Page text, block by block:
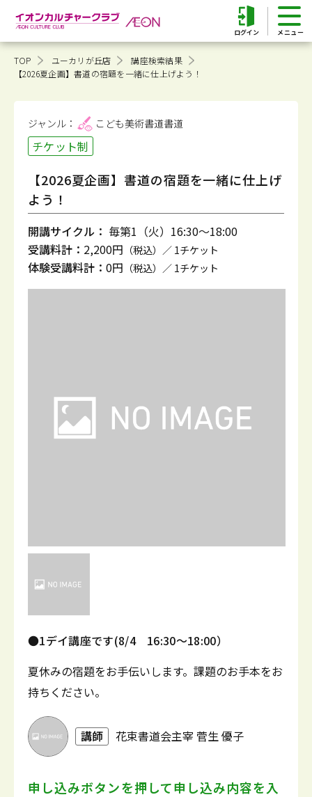
ログイン
TOP ユーカリが丘店
講座検索結果
【2026夏企画】書道の宿題を一緒に仕上げよう！
ジャンル： こども美術書道書道
チケット制
【2026夏企画】書道の宿題を一緒に仕上げ
よう！
開講サイクル： 毎第1（火）16:30～18:00
受講料計： 2,200円 （税込）／ 1チケット
体験受講料計： 0円 （税込）／ 1チケット
●1デイ講座です(8/4 16:30～18:00）
夏休みの宿題をお手伝いします。課題のお手本をお
持ちください。
講師 花束書道会主宰 菅生 優子
申し込みボタンを押して申し込み内容を入